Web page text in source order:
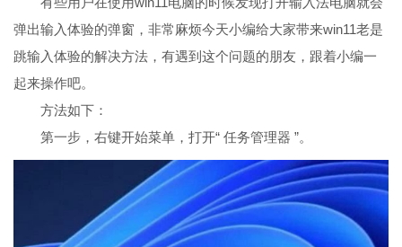
弹出输入体验的弹窗，非常麻烦今天小编给大家带来win11老是
跳输入体验的解决方法，有遇到这个问题的朋友，跟着小编一
起来操作吧。
方法如下：
第一步，右键开始菜单，打开“ 任务管理器 ”。